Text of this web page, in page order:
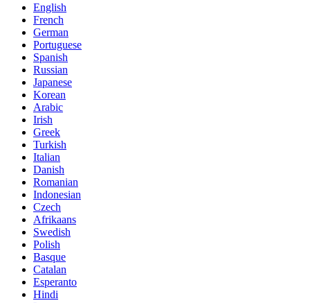
English
French
German
Portuguese
Spanish
Russian
Japanese
Korean
Arabic
Irish
Greek
Turkish
Italian
Danish
Romanian
Indonesian
Czech
Afrikaans
Swedish
Polish
Basque
Catalan
Esperanto
Hindi